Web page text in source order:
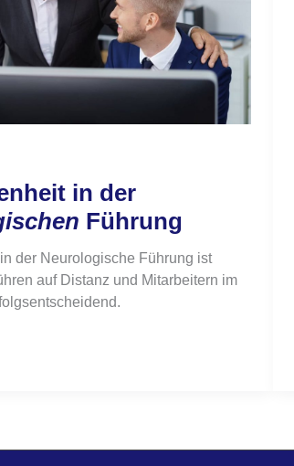
in der
Führung
der Neurologische Führung ist
auf Distanz und Mitarbeitern im